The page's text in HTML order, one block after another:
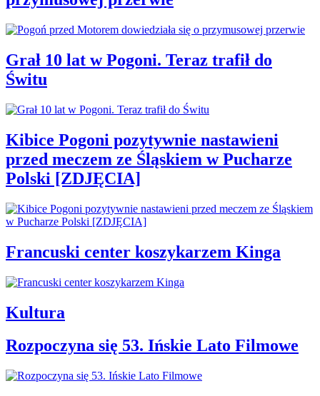
Grał 10 lat w Pogoni. Teraz trafił do
Świtu
Kibice Pogoni pozytywnie nastawieni
przed meczem ze Śląskiem w Pucharze
Polski [ZDJĘCIA]
Francuski center koszykarzem Kinga
Kultura
Rozpoczyna się 53. Ińskie Lato Filmowe